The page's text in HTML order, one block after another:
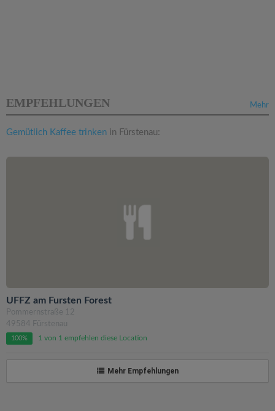
Mehr
EMPFEHLUNGEN
Gemütlich Kaffee trinken in Fürstenau:
UFFZ am Fursten Forest
​Pommernstraße 12
49584 Fürstenau
100% 1 von 1 empfehlen diese Location
Mehr Empfehlungen